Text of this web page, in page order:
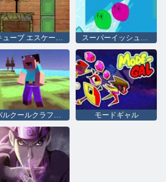
パルクールクラフト初心者スティーブ2 モードギャル